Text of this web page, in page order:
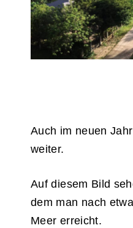
Auch im neuen
weiter.
Auf diesem Bild
dem man nach
Meer erreicht.